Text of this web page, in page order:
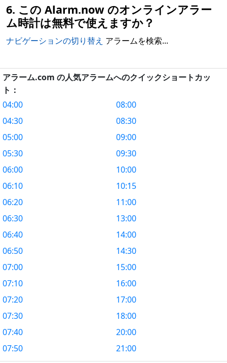
6. この Alarm.now のオンラインアラー
ム時計は無料で使えますか？
ナビゲーションの切り替え アラームを検索...
アラーム.com の人気アラームへのクイックショートカッ
ト：
04:00
04:30
05:00
05:30
06:00
06:10
06:20
06:30
06:40
06:50
07:00
07:10
07:20
07:30
07:40
07:50
08:00
08:30
09:00
09:30
10:00
10:15
11:00
13:00
14:00
14:30
15:00
16:00
17:00
18:00
20:00
21:00